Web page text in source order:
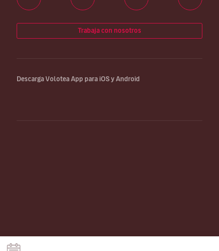
Trabaja con nosotros
Descarga Volotea App para iOS y Android